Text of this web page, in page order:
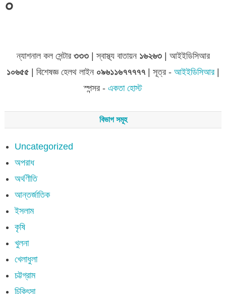
০
ন্যাশনাল কল সেন্টার ৩৩৩| স্বাস্থ্য বাতায়ন ১৬২৬৩| আইইডিসিআর
১০৬৫৫ | বিশেষজ্ঞ হেলথ লাইন ০৯৬১১৬৭৭৭৭৭| সূত্র - আইইডিসিআর|
স্পন্সর - একতা হোস্ট
বিভাগ সমূহ
Uncategorized
অপরাধ
অর্থণীতি
আন্তর্জাতিক
ইসলাম
কৃষি
খুলনা
খেলাধুলা
চট্টগ্রাম
চিকিৎসা